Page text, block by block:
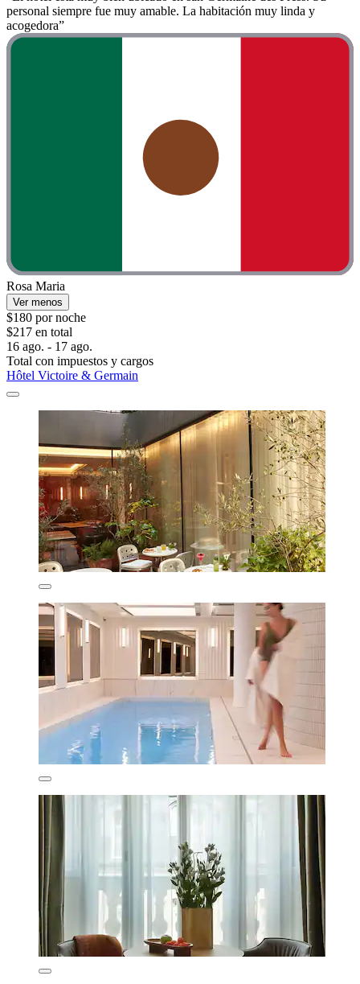
personal siempre fue muy amable. La habitación muy linda y
acogedora”
Rosa Maria
Ver menos
$180 por noche
$217 en total
16 ago. - 17 ago.
Total con impuestos y cargos
Hôtel Victoire & Germain